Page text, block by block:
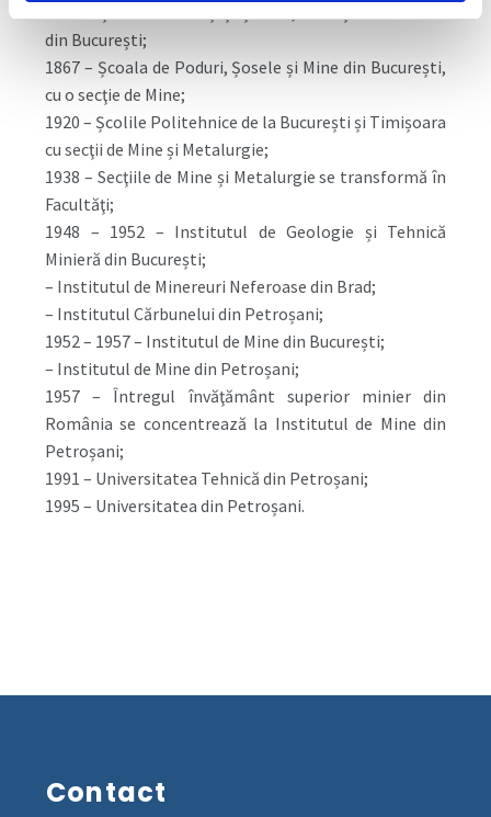
din București;
1867 – Școala de Poduri, Șosele și Mine din București,
cu o secţie de Mine;
1920 – Școlile Politehnice de la București și Timișoara
cu secţii de Mine și Metalurgie;
1938 – Secţiile de Mine și Metalurgie se transformă în
Facultăţi;
1948 – 1952 – Institutul de Geologie și Tehnică
Minieră din București;
– Institutul de Minereuri Neferoase din Brad;
– Institutul Cărbunelui din Petroșani;
1952 – 1957 – Institutul de Mine din București;
– Institutul de Mine din Petroșani;
1957 – Întregul învăţământ superior minier din
România se concentrează la Institutul de Mine din
Petroșani;
1991 – Universitatea Tehnică din Petroșani;
1995 – Universitatea din Petroșani.
Contact